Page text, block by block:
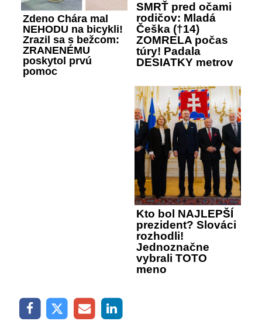
Zdeno Chára mal
NEHODU na bicykli!
Zrazil sa s bežcom:
ZRANENÉMU
poskytol prvú
pomoc
SMRŤ pred očami
rodičov: Mladá
Češka (†14)
ZOMRELA počas
túry! Padala
DESIATKY metrov
Kto bol NAJLEPŠÍ
prezident? Slováci
rozhodli!
Jednoznačne
vybrali TOTO
meno